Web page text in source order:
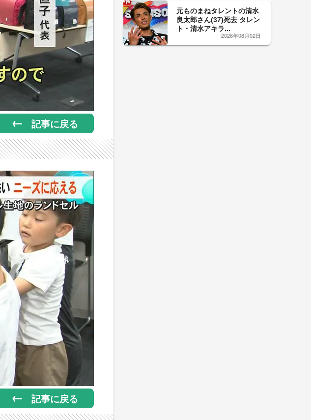
記事に戻る
記事に戻る
元ものまねタレントの清水
良太郎さん(37)死去 タレン
ト・清水アキラ...
2026年08月02日